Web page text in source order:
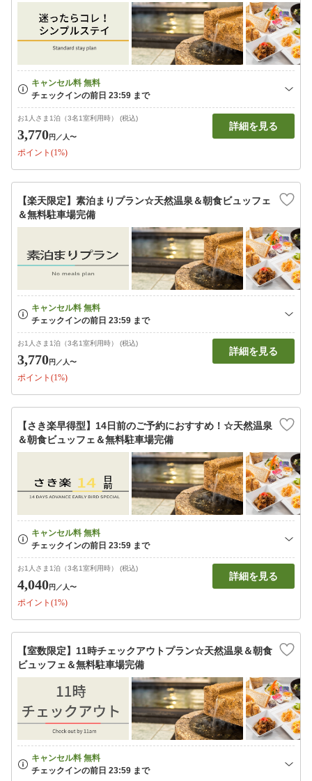
お1人さま1泊（3名1室利用時） (税込)
3,770円 ／人〜
ポイント(1%)
詳細を見る
【楽天限定】素泊まりプラン☆天然温泉＆朝食ビュッフェ
＆無料駐車場完備
お1人さま1泊（3名1室利用時） (税込)
3,770円 ／人〜
ポイント(1%)
詳細を見る
【さき楽早得型】14日前のご予約におすすめ！☆天然温泉
＆朝食ビュッフェ＆無料駐車場完備
お1人さま1泊（3名1室利用時） (税込)
4,040円 ／人〜
ポイント(1%)
詳細を見る
【室数限定】11時チェックアウトプラン☆天然温泉＆朝食
ビュッフェ＆無料駐車場完備